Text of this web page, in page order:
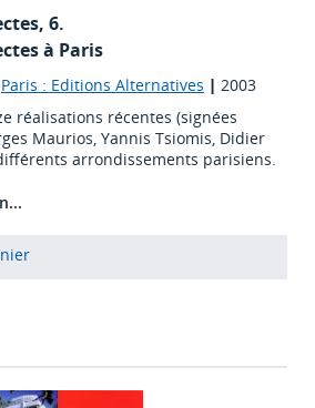
6.
à Paris
Paris : Editions Alternatives | 2003
réalisations récentes (signées
Maurios, Yannis Tsiomis, Didier
arrondissements parisiens.